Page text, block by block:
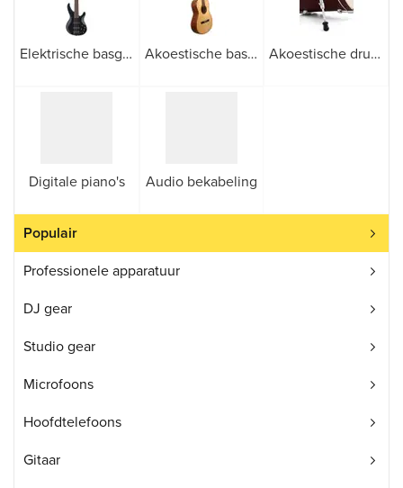
Elektrische basgitaren Akoestische basgitaar Akoestische drums
Digitale piano's Audio bekabeling
Populair
Professionele apparatuur
DJ gear
Studio gear
Microfoons
Hoofdtelefoons
Gitaar